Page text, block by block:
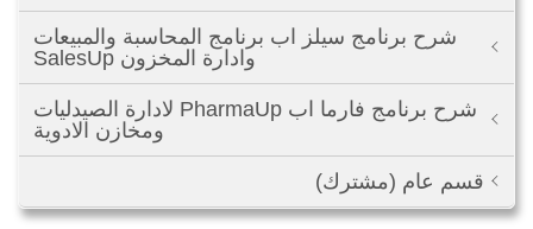
شرح برنامج سيلز اب برنامج المحاسبة والمبيعات
وادارة المخزون SalesUp
شرح برنامج فارما اب PharmaUp لادارة الصيدليات
ومخازن الادوية
قسم عام (مشترك)